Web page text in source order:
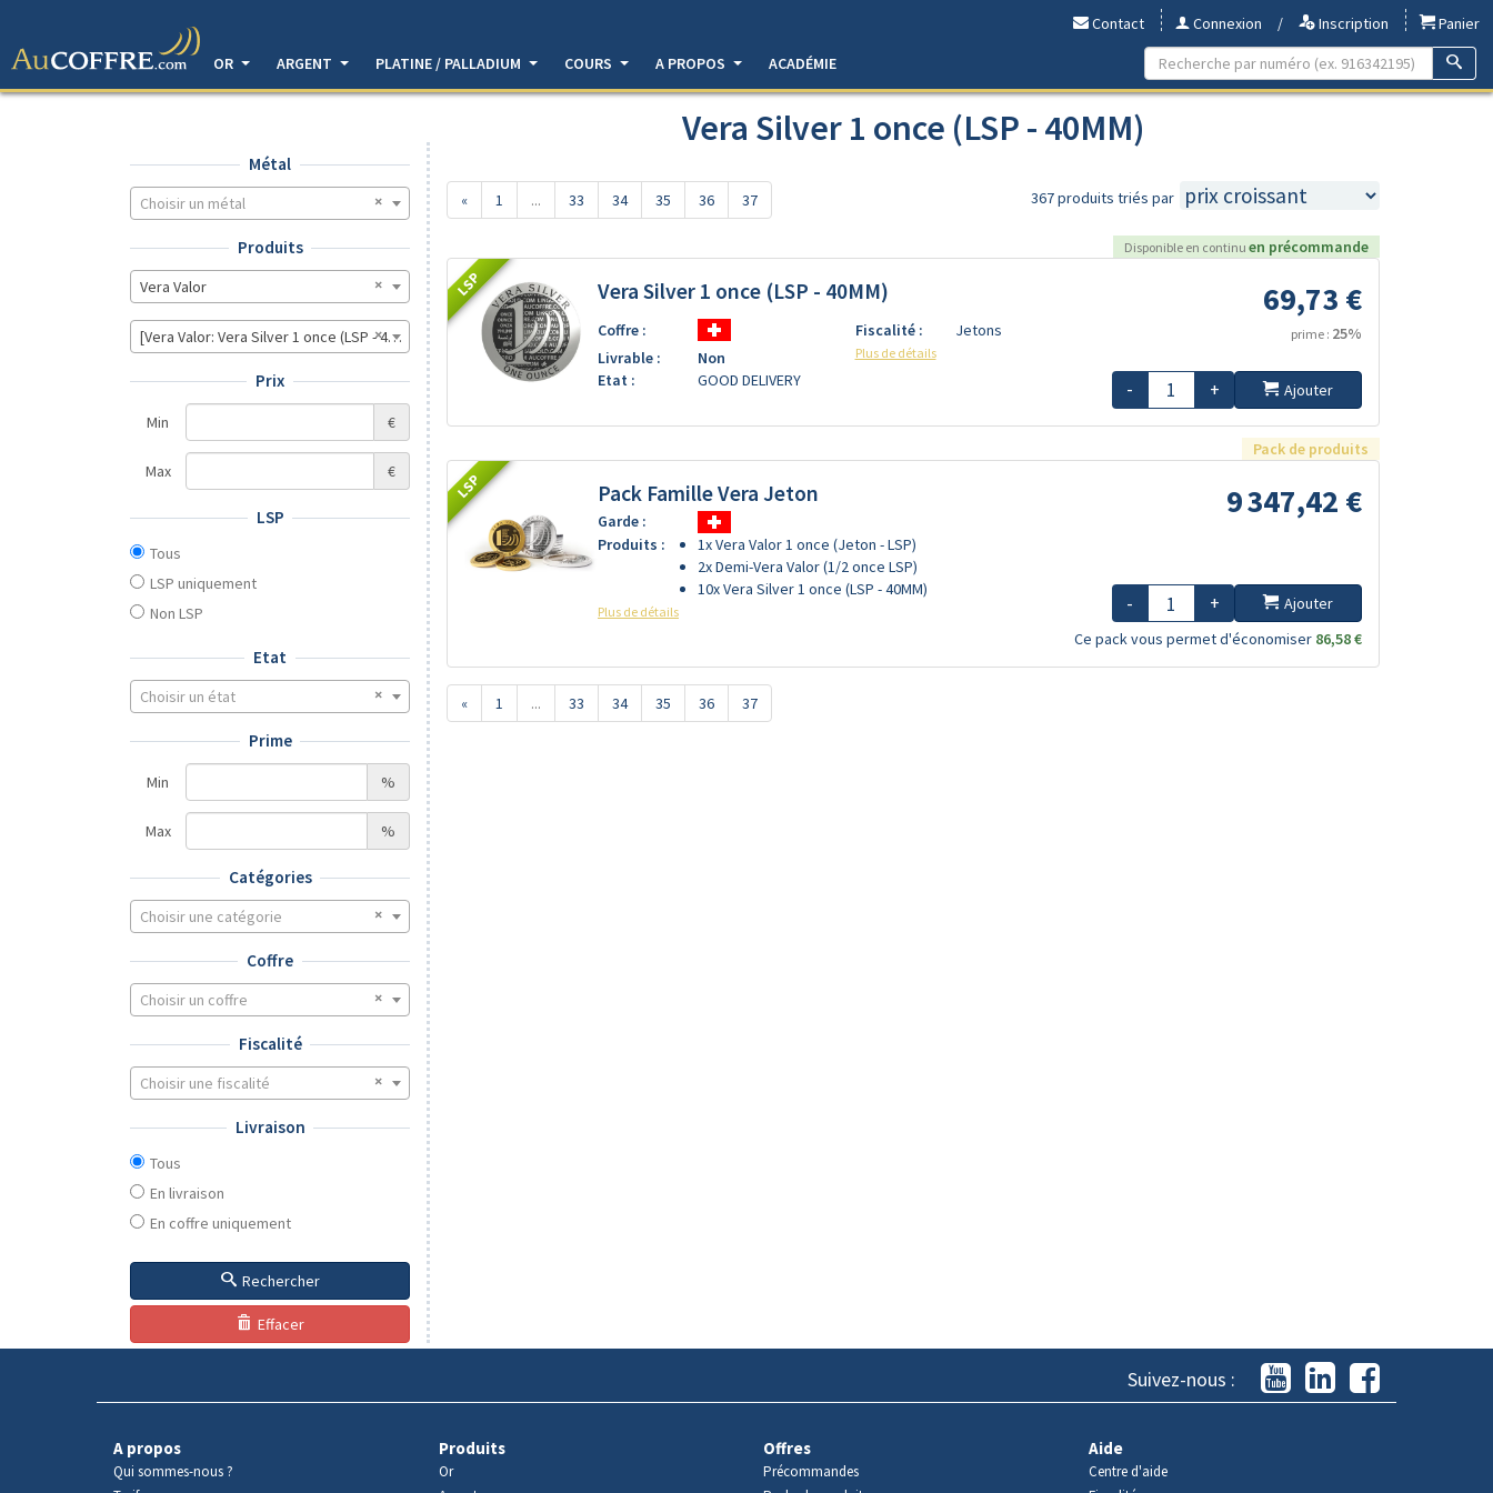
Contact Connexion / Inscription
Panier
OR
ARGENT PLATINE / PALLADIUM COURS A PROPOS ACADÉMIE
Métal
Choisir un métal
Produits
Vera Valor
[Vera Valor: Vera Silver 1 once (LSP - 40MM)]
Prix
Min €
Max €
LSP
Tous
LSP uniquement
Non LSP
Etat
Choisir un état
Prime
Min %
Max %
Catégories
Choisir une catégorie
Coffre
Choisir un coffre
Fiscalité
Choisir une fiscalité
Livraison
Tous
En livraison
En coffre uniquement
Rechercher
Effacer
Vera Silver 1 once (LSP - 40MM)
« 1 ... 33 34 35 36 37 367 produits triés par
Disponible en continu en précommande
LSP Vera Silver 1 once (LSP - 40MM)
Coffre :
Livrable :
Non
Etat :
GOOD DELIVERY
Fiscalité : Jetons
Plus de détails
69,73 €
prime : 25%
- + Ajouter
Pack de produits
LSP Pack Famille Vera Jeton
Garde :
Produits :
1x Vera Valor 1 once (Jeton - LSP)
2x Demi-Vera Valor (1/2 once LSP)
10x Vera Silver 1 once (LSP - 40MM)
Plus de détails
9 347,42 €
- +
Ajouter
Ce pack vous permet d'économiser 86,58 €
« 1 ... 33 34 35 36 37
Suivez-nous :
A propos
Qui sommes-nous ?
Produits
Or
Offres
Précommandes
Aide
Centre d'aide